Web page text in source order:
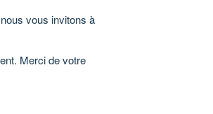
vous invitons à
Merci de votre